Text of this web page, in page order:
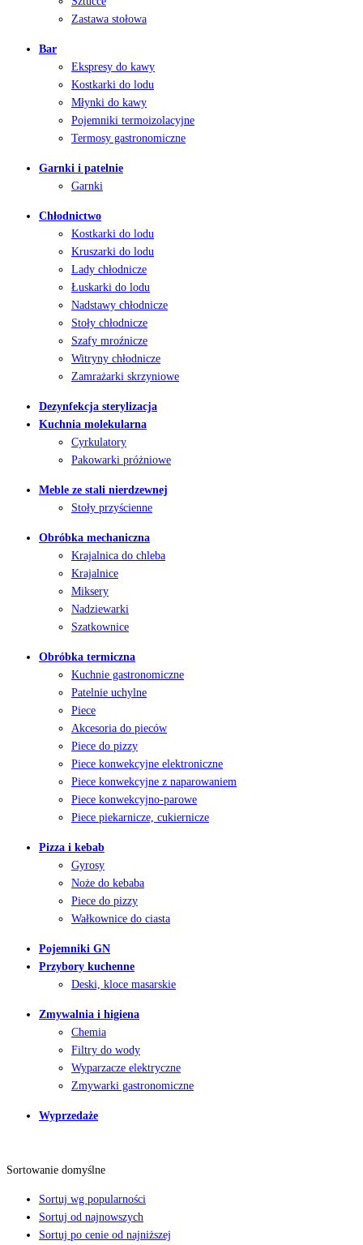
Zastawa stołowa
Bar
Ekspresy do kawy
Kostkarki do lodu
Młynki do kawy
Pojemniki termoizolacyjne
Termosy gastronomiczne
Garnki i patelnie
Garnki
Chłodnictwo
Kostkarki do lodu
Kruszarki do lodu
Lady chłodnicze
Łuskarki do lodu
Nadstawy chłodnicze
Stoły chłodnicze
Szafy mroźnicze
Witryny chłodnicze
Zamrażarki skrzyniowe
Dezynfekcja sterylizacja
Kuchnia molekularna
Cyrkulatory
Pakowarki próżniowe
Meble ze stali nierdzewnej
Stoły przyścienne
Obróbka mechaniczna
Krajalnica do chleba
Krajalnice
Miksery
Nadziewarki
Szatkownice
Obróbka termiczna
Kuchnie gastronomiczne
Patelnie uchylne
Piece
Akcesoria do pieców
Piece do pizzy
Piece konwekcyjne elektroniczne
Piece konwekcyjne z naparowaniem
Piece konwekcyjno-parowe
Piece piekarnicze, cukiernicze
Pizza i kebab
Gyrosy
Noże do kebaba
Piece do pizzy
Wałkownice do ciasta
Pojemniki GN
Przybory kuchenne
Deski, kloce masarskie
Zmywalnia i higiena
Chemia
Filtry do wody
Wyparzacze elektryczne
Zmywarki gastronomiczne
Wyprzedaże
Sortowanie domyślne
Sortuj wg popularności
Sortuj od najnowszych
Sortuj po cenie od najniższej